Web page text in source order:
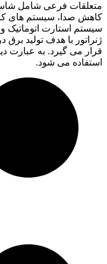
متعلقات فرعی شامل
کاهش صدا، سیستم های
سیستم استارت اتوماتیک
ژنراتور با هدف تولید
قرار می گیرد. به عبارت
استفاده می شود.